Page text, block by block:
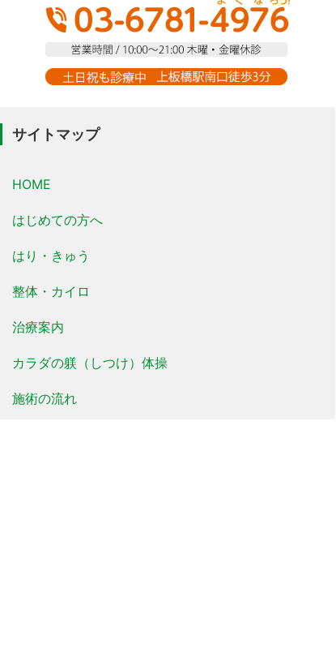
サイトマップ
HOME
はじめての方へ
はり・きゅう
整体・カイロ
治療案内
カラダの躾（しつけ）体操
施術の流れ